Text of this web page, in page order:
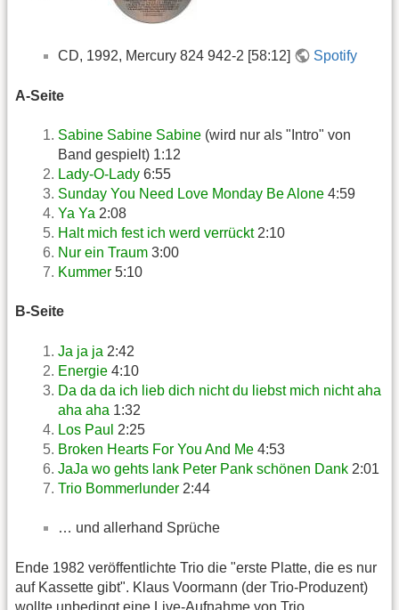
CD, 1992, Mercury 824 942-2 [58:12] Spotify
A-Seite
Sabine Sabine Sabine (wird nur als "Intro" von
Band gespielt) 1:12
Lady-O-Lady 6:55
Sunday You Need Love Monday Be Alone 4:59
Ya Ya 2:08
Halt mich fest ich werd verrückt2:10
Nur ein Traum 3:00
Kummer 5:10
B-Seite
Ja ja ja 2:42
Energie 4:10
Da da da ich lieb dich nicht du liebst mich nicht aha
aha aha 1:32
Los Paul 2:25
Broken Hearts For You And Me 4:53
JaJa wo gehts lank Peter Pank schönen Dank 2:01
Trio Bommerlunder 2:44
… und allerhand Sprüche
Ende 1982 veröffentlichte Trio die "erste Platte, die es nur
auf Kassette gibt". Klaus Voormann (der Trio-Produzent)
wollte unbedingt eine Live-Aufnahme von Trio